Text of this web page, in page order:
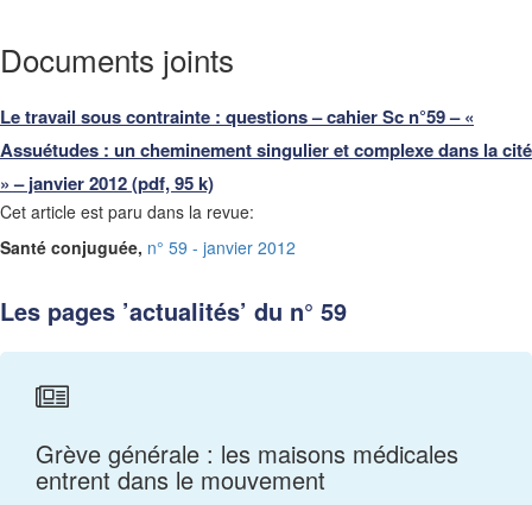
Documents joints
Le travail sous contrainte : questions – cahier Sc n°59 – «
Assuétudes : un cheminement singulier et complexe dans la cité
» – janvier 2012 (pdf, 95 k)
Cet article est paru dans la revue:
Santé conjuguée, n° 59 - janvier 2012
Les pages ’actualités’ du n° 59
Grève générale : les maisons médicales
entrent dans le mouvement